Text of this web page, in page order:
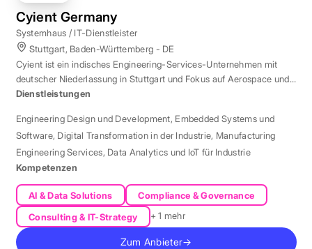
Cyient Germany
Systemhaus / IT-Dienstleister
Stuttgart, Baden-Württemberg - DE
Cyient ist ein indisches Engineering-Services-Unternehmen mit
deutscher Niederlassung in Stuttgart und Fokus auf Aerospace und
Automotive.
Dienstleistungen
Engineering Design und Development, Embedded Systems und
Software, Digital Transformation in der Industrie, Manufacturing
Engineering Services, Data Analytics und IoT für Industrie
Kompetenzen
AI & Data Solutions
Compliance & Governance
Consulting & IT-Strategy
+ 1 mehr
Zum Anbieter→